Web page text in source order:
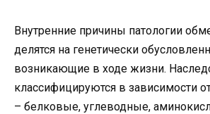
Внутренние причины патологии
делятся на генетически
возникающие в ходе жизни.
классифицируются в зависимости
– белковые, углеводные,